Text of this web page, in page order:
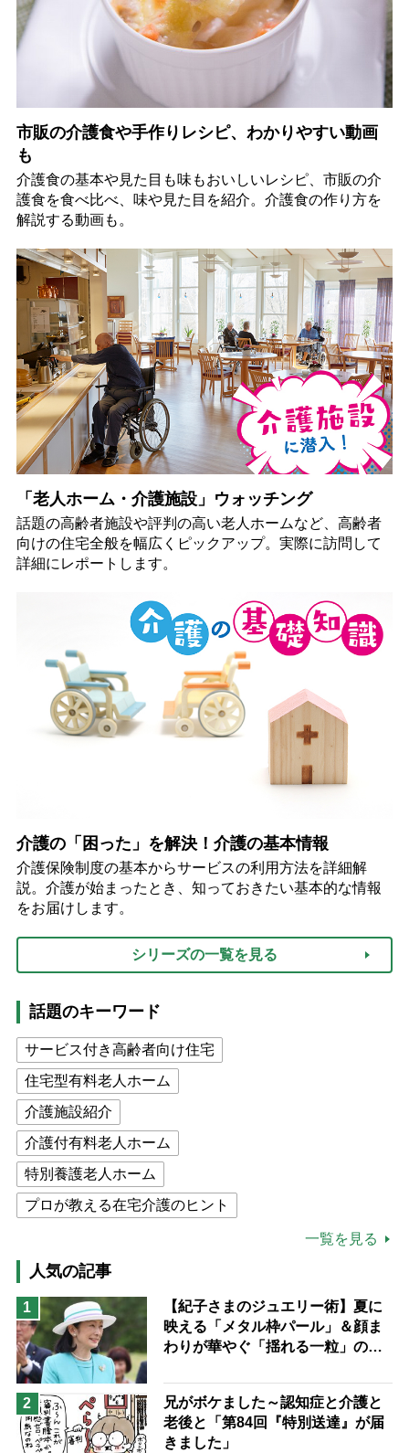
市販の介護食や手作りレシピ、わかりやすい動画
も
介護食の基本や見た目も味もおいしいレシピ、市販の介
護食を食べ比べ、味や見た目を紹介。介護食の作り方を
解説する動画も。
「老人ホーム・介護施設」ウォッチング
話題の高齢者施設や評判の高い老人ホームなど、高齢者
向けの住宅全般を幅広くピックアップ。実際に訪問して
詳細にレポートします。
介護の「困った」を解決！介護の基本情報
介護保険制度の基本からサービスの利用方法を詳細解
説。介護が始まったとき、知っておきたい基本的な情報
をお届けします。
シリーズの一覧を見る
話題のキーワード
サービス付き高齢者向け住宅
住宅型有料老人ホーム
介護施設紹介
介護付有料老人ホーム
特別養護老人ホーム
プロが教える在宅介護のヒント
高木ブー
ケアマネジャー
猫が母になつきません
息子の遠距離介護サバイバル術
兄がボケました
予防法
一覧を見る
人気の記事
1
【紀子さまのジュエリー術】夏に
映える「メタル枠パール」＆顔ま
わりが華やぐ「揺れる一粒」の使
2
兄がボケました～認知症と介護と
老後と「第84回『特別送達』が届
きました」